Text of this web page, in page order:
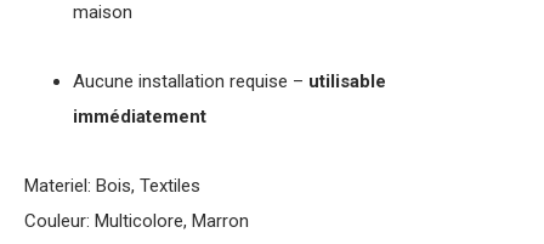
maison
Aucune installation requise – utilisable
immédiatement
Materiel: Bois, Textiles
Couleur: Multicolore, Marron